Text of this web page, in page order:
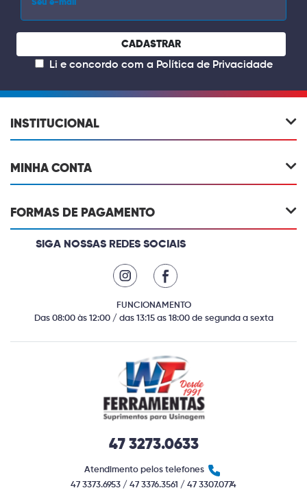
CADASTRAR
Li e concordo com a Política de Privacidade
INSTITUCIONAL
MINHA CONTA
FORMAS DE PAGAMENTO
SIGA NOSSAS REDES SOCIAIS
FUNCIONAMENTO
Das 08:00 às 12:00 / das 13:15 as 18:00 de segunda a sexta
47 3273.0633
Atendimento pelos telefones
47 3373.6953 / 47 3376.3561 / 47 3307.0774